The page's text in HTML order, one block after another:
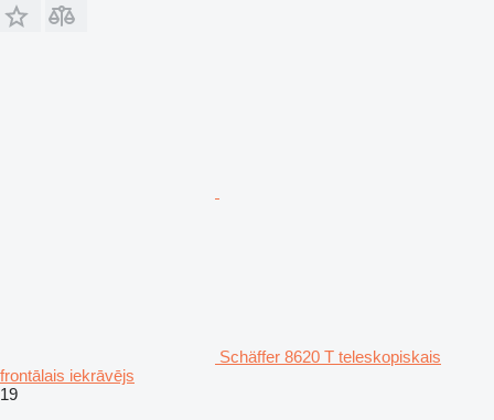
Schäffer 8620 T teleskopiskais
frontālais iekrāvējs
19